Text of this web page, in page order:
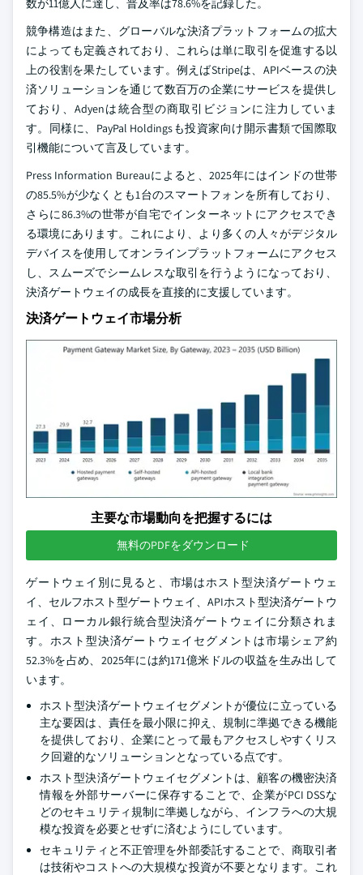
数が11億人に達し、普及率は78.6%を記録した。
競争構造はまた、グローバルな決済プラットフォームの拡大
によっても定義されており、これらは単に取引を促進する以
上の役割を果たしています。例えばStripeは、APIベースの決
済ソリューションを通じて数百万の企業にサービスを提供し
ており、Adyenは統合型の商取引ビジョンに注力していま
す。同様に、PayPal Holdingsも投資家向け開示書類で国際取
引機能について言及しています。
Press Information Bureauによると、2025年にはインドの世帯
の85.5%が少なくとも1台のスマートフォンを所有しており、
さらに86.3%の世帯が自宅でインターネットにアクセスでき
る環境にあります。これにより、より多くの人々がデジタル
デバイスを使用してオンラインプラットフォームにアクセス
し、スムーズでシームレスな取引を行うようになっており、
決済ゲートウェイの成長を直接的に支援しています。
決済ゲートウェイ市場分析
主要な市場動向を把握するには
無料のPDFをダウンロード
ゲートウェイ別に見ると、市場はホスト型決済ゲートウェ
イ、セルフホスト型ゲートウェイ、APIホスト型決済ゲートウ
ェイ、ローカル銀行統合型決済ゲートウェイに分類されま
す。ホスト型決済ゲートウェイセグメントは市場シェア約
52.3%を占め、2025年には約171億米ドルの収益を生み出して
います。
ホスト型決済ゲートウェイセグメントが優位に立っている
主な要因は、責任を最小限に抑え、規制に準拠できる機能
を提供しており、企業にとって最もアクセスしやすくリス
ク回避的なソリューションとなっている点です。
ホスト型決済ゲートウェイセグメントは、顧客の機密決済
情報を外部サーバーに保存することで、企業がPCI DSSな
どのセキュリティ規制に準拠しながら、インフラへの大規
模な投資を必要とせずに済むようにしています。
セキュリティと不正管理を外部委託することで、商取引者
は技術やコストへの大規模な投資が不要となります。これ